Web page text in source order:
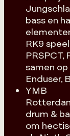
bass en
RK9
PRSPCT,
samen op
Enduser,
YMB
drum &
om